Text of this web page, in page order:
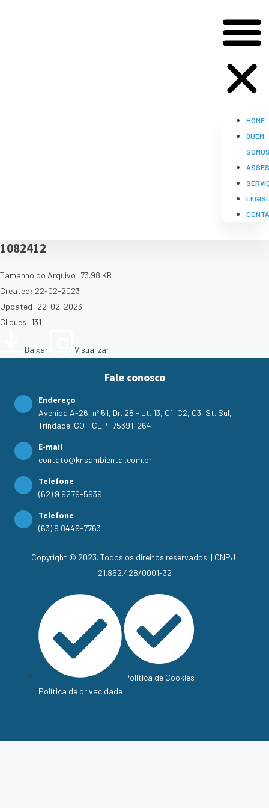
HOME
QUEM
1082412
Tamanho do Arquivo: 73.98 KB
Created: 22-02-2023
Updated: 22-02-2023
Cliques: 131
Baixar Visualizar
Fale conosco
Endereço
Avenida A-26, nº 51, Dr. 28 - Lt. 13, C1, C2, C3, St. Sul,
Trindade-GO - CEP: 75391-264
E-mail
contato@knsambiental.com.br
Telefone
(62) 9 9279-5939
Telefone
(63) 9 8449-7763
Copyright © 2023. Todos os direitos reservados. | CNPJ:
21.852.428/0001-32
Política de privacidade
Política de Cookies